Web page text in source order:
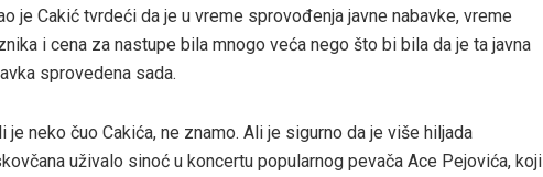
je Cakić tvrdeći da je u vreme sprovođenja javne nabavke, vreme
i cena za nastupe bila mnogo veća nego što bi bila da je ta javna
sprovedena sada.
je neko čuo Cakića, ne znamo. Ali je sigurno da je više hiljada
uživalo sinoć u koncertu popularnog pevača Ace Pejovića, koji